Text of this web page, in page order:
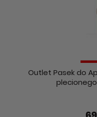
Outlet Pasek do